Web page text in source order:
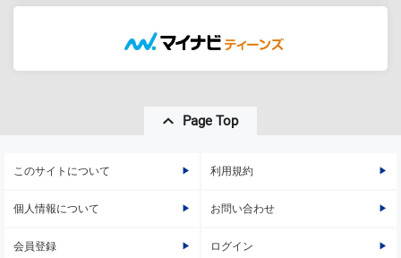
Page Top
このサイトについて 利用規約
個人情報について お問い合わせ
会員登録 ログイン